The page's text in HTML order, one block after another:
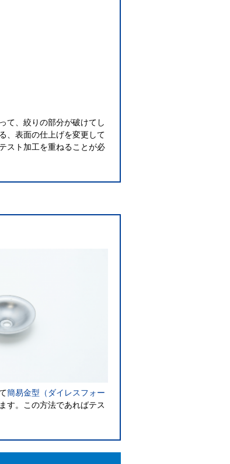
て、絞りの部分が破けてし
、表面の仕上げを変更して
スト加工を重ねることが必
簡易金型（ダイレスフォー
す。この方法であればテス